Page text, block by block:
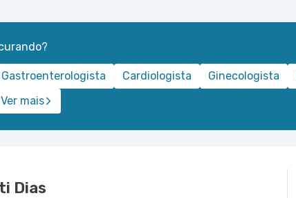
Gastroenterologista Cardiologista Ginecologista
Ver mais
Dias